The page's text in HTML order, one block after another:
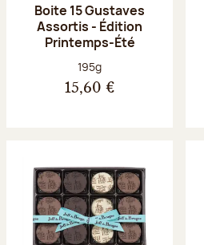
Boite 15 Gustaves
Assortis - Édition
Printemps-Été
Poids net :
195g
15,60 €